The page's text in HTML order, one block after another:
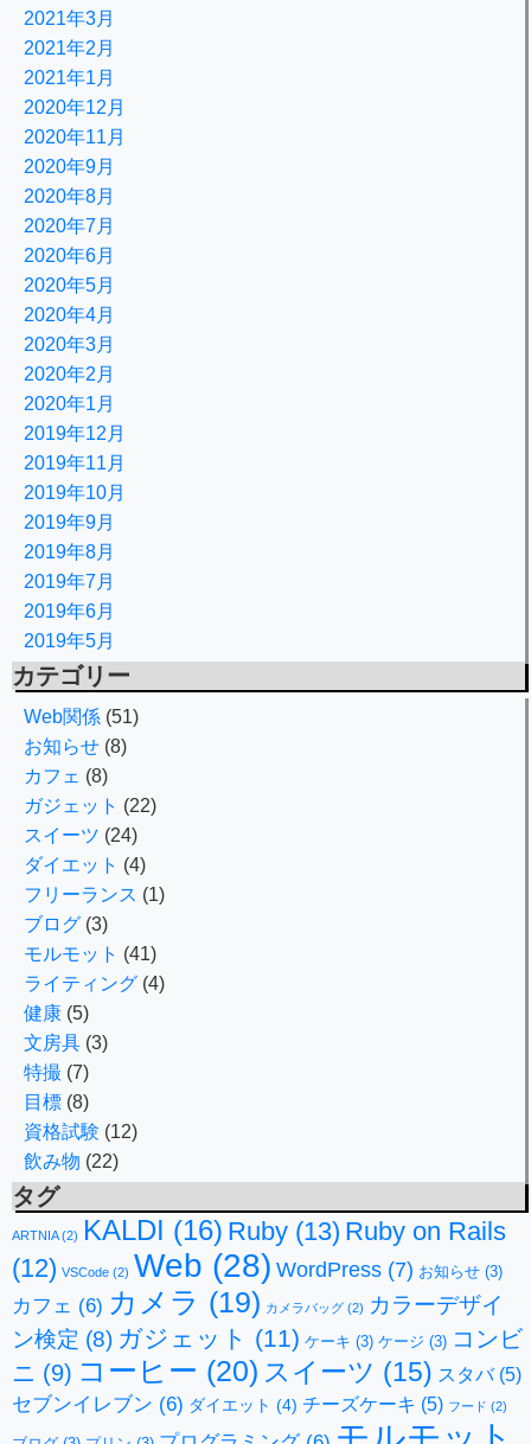
2021年3月
2021年2月
2021年1月
2020年12月
2020年11月
2020年9月
2020年8月
2020年7月
2020年6月
2020年5月
2020年4月
2020年3月
2020年2月
2020年1月
2019年12月
2019年11月
2019年10月
2019年9月
2019年8月
2019年7月
2019年6月
2019年5月
カテゴリー
Web関係 (51)
お知らせ (8)
カフェ (8)
ガジェット (22)
スイーツ (24)
ダイエット (4)
フリーランス (1)
ブログ (3)
モルモット (41)
ライティング (4)
健康 (5)
文房具 (3)
特撮 (7)
目標 (8)
資格試験 (12)
飲み物 (22)
タグ
ARTNIA(2) KALDI (16) Ruby (13) Ruby on Rails
(12) VSCode (2) Web (28) WordPress (7) お知らせ (3)
カフェ (6) カメラ (19) カメラバッグ (2) カラーデザイ
ン検定 (8) ガジェット (11) ケーキ (3) ケージ (3) コンビ
ニ (9) コーヒー (20) スイーツ (15) スタバ(5)
セブンイレブン (6) ダイエット (4) チーズケーキ (5) フード (2)